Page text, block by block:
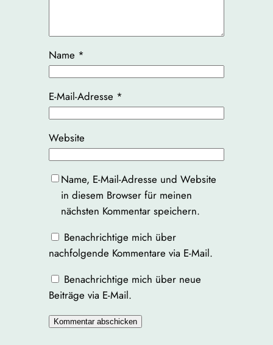
Name *
E-Mail-Adresse *
Website
Name, E-Mail-Adresse und Website
in diesem Browser für meinen
nächsten Kommentar speichern.
Benachrichtige mich über
nachfolgende Kommentare via E-Mail.
Benachrichtige mich über neue
Beiträge via E-Mail.